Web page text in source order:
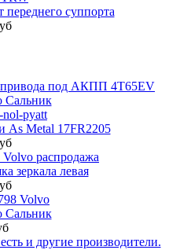
переднего суппорта
Сальник
As Metal 17FR2205
зеркала левая
Сальник